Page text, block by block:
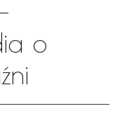
o